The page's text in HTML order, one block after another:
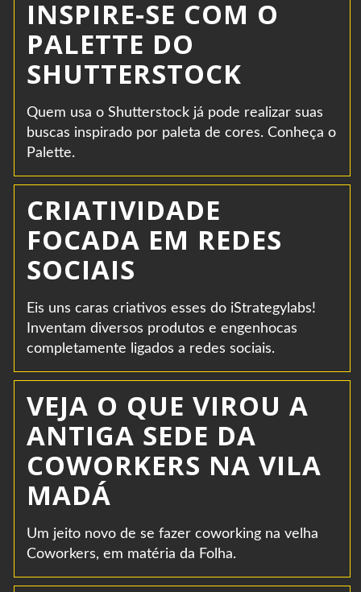
INSPIRE-SE COM O
PALETTE DO
SHUTTERSTOCK
Quem usa o Shutterstock já pode realizar suas
buscas inspirado por paleta de cores. Conheça o
Palette.
CRIATIVIDADE
FOCADA EM REDES
SOCIAIS
Eis uns caras criativos esses do iStrategylabs!
Inventam diversos produtos e engenhocas
completamente ligados a redes sociais.
VEJA O QUE VIROU A
ANTIGA SEDE DA
COWORKERS NA VILA
MADÁ
Um jeito novo de se fazer coworking na velha
Coworkers, em matéria da Folha.